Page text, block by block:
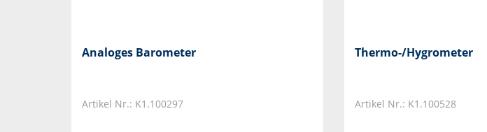
Analoges Barometer
Artikel Nr.: K1.100297
Thermo-/Hygrometer
Artikel Nr.: K1.100528